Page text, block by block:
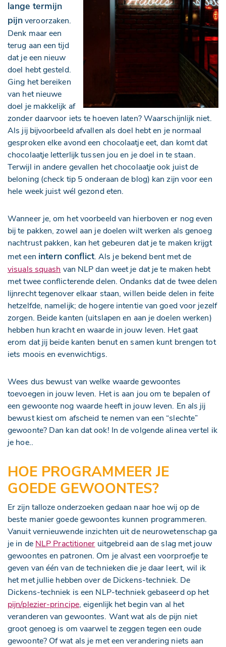
lange termijn
pijnveroorzaken.
Denk maar een
terug aan een tijd
dat je een nieuw
doel hebt gesteld.
Ging het bereiken
van het nieuwe
doel je makkelijk af
zonder daarvoor iets te hoeven laten? Waarschijnlijk niet.
Als jij bijvoorbeeld afvallen als doel hebt en je normaal
gesproken elke avond een chocolaatje eet, dan komt dat
chocolaatje letterlijk tussen jou en je doel in te staan.
Terwijl in andere gevallen het chocolaatje ook juist de
beloning (check tip 5 onderaan de blog) kan zijn voor een
hele week juist wél gezond eten.
Wanneer je, om het voorbeeld van hierboven er nog even
bij te pakken, zowel aan je doelen wilt werken als genoeg
nachtrust pakken, kan het gebeuren dat je te maken krijgt
met een intern conflict. Als je bekend bent met de
visuals squash van NLP dan weet je dat je te maken hebt
met twee conflicterende delen. Ondanks dat de twee delen
lijnrecht tegenover elkaar staan, willen beide delen in feite
hetzelfde, namelijk; de hogere intentie van goed voor jezelf
zorgen. Beide kanten (uitslapen en aan je doelen werken)
hebben hun kracht en waarde in jouw leven. Het gaat
erom dat jij beide kanten benut en samen kunt brengen tot
iets moois en evenwichtigs.
Wees dus bewust van welke waarde gewoontes
toevoegen in jouw leven. Het is aan jou om te bepalen of
een gewoonte nog waarde heeft in jouw leven. En als jij
bewust kiest om afscheid te nemen van een “slechte”
gewoonte? Dan kan dat ook! In de volgende alinea vertel ik
je hoe..
HOE PROGRAMMEER JE
GOEDE GEWOONTES?
Er zijn talloze onderzoeken gedaan naar hoe wij op de
beste manier goede gewoontes kunnen programmeren.
Vanuit vernieuwende inzichten uit de neurowetenschap ga
je in de NLP Practitioner uitgebreid aan de slag met jouw
gewoontes en patronen. Om je alvast een voorproefje te
geven van één van de technieken die je daar leert, wil ik
het met jullie hebben over de Dickens-techniek. De
Dickens-techniek is een NLP-techniek gebaseerd op het
pijn/plezier-principe, eigenlijk het begin van al het
veranderen van gewoontes. Want wat als de pijn niet
groot genoeg is om vaarwel te zeggen tegen een oude
gewoonte? Of wat als je met een verandering niets aan